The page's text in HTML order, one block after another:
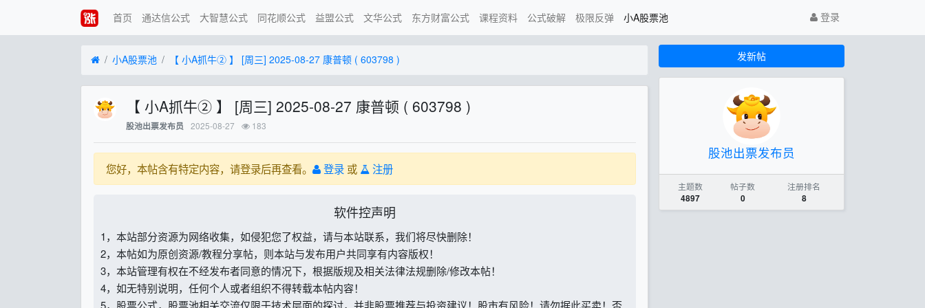
首页 通达信公式 大智慧公式 同花顺公式 益盟公式 文华公式 东方财富公式 课程资料 公式破解 极限反弹 小A股票池 登录
小A股票池 【 小A抓牛② 】 [周三] 2025-08-27 康普顿 ( 603798 )
【 小A抓牛② 】 [周三] 2025-08-27 康普顿 ( 603798 )
股池出票发布员 2025-08-27 183
您好，本帖含有特定内容，请登录后再查看。 登录 或 注册
软件控声明
1，本站部分资源为网络收集，如侵犯您了权益，请与本站联系，我们将尽快删除！
2，本帖如为原创资源/教程分享帖，则本站与发布用户共同享有内容版权！
3，本站管理有权在不经发布者同意的情况下，根据版规及相关法律法规删除/修改本帖！
4，如无特别说明，任何个人或者组织不得转载本帖内容！
5，股票公式，股票池相关交流仅限于技术层面的探讨，并非股票推荐与投资建议！股市有风险！请勿据此买卖！否
发新帖
股池出票发布员
主题数
4897
帖子数
0
注册排名
8